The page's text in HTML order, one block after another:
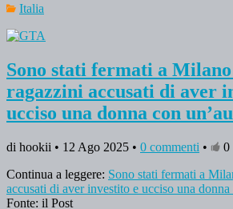
Italia
Sono stati fermati a
ragazzini accusati di aver
ucciso una donna con
di hookii • 12 Ago 2025 • 0 commenti •
0
Continua a leggere: Sono stati fermati a
accusati di aver investito e ucciso una donna
Fonte: il Post